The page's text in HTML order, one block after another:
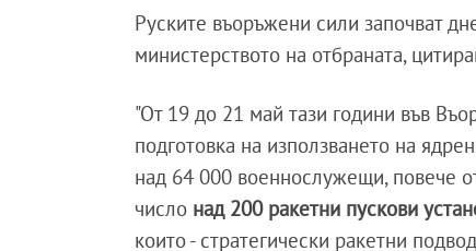
Руските въоръжени сили започват
министерството на отбраната,
"От 19 до 21 май тази години във
подготовка на използването на
над 64 000 военнослужещи, повече
число над 200 ракетни пускови
които - стратегически ракетни